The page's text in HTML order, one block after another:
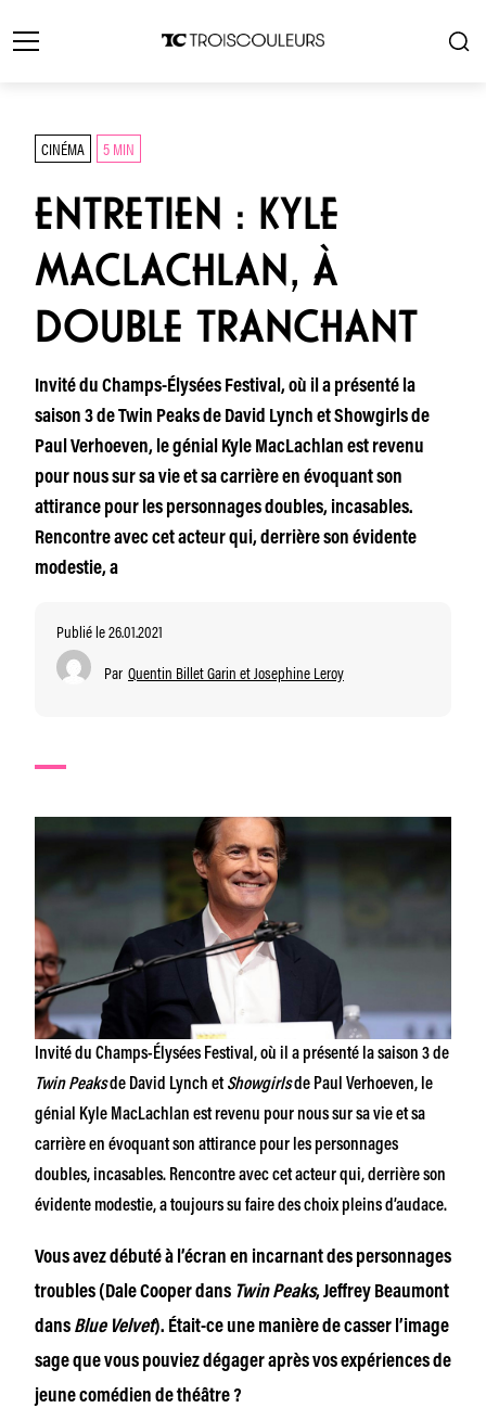
CINÉMA 5 MIN
ENTRETIEN : KYLE
MACLACHLAN, À
DOUBLE TRANCHANT
Invité du Champs-Élysées Festival, où il a présenté la
saison 3 de Twin Peaks de David Lynch et Showgirls de
Paul Verhoeven, le génial Kyle MacLachlan est revenu
pour nous sur sa vie et sa carrière en évoquant son
attirance pour les personnages doubles, incasables.
Rencontre avec cet acteur qui, derrière son évidente
modestie, a
Publié le 26.01.2021
Par Quentin Billet Garin et Josephine Leroy
Invité du Champs-Élysées Festival, où il a présenté la saison 3 de
Twin Peaksde David Lynch etShowgirlsde Paul Verhoeven, le
génial Kyle MacLachlan est revenu pour nous sur sa vie et sa
carrière en évoquant son attirance pour les personnages
doubles, incasables. Rencontre avec cet acteur qui, derrière son
évidente modestie, a toujours su faire des choix pleins d’audace.
Vous avez débuté à l’écran en incarnant des personnages
troubles (Dale Cooper dans Twin Peaks, Jeffrey Beaumont
dans Blue Velvet). Était-ce une manière de casser l’image
sage que vous pouviez dégager après vos expériences de
jeune comédien de théâtre ?